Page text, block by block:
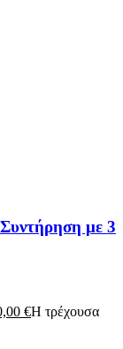
με 3
€Η τρέχουσα